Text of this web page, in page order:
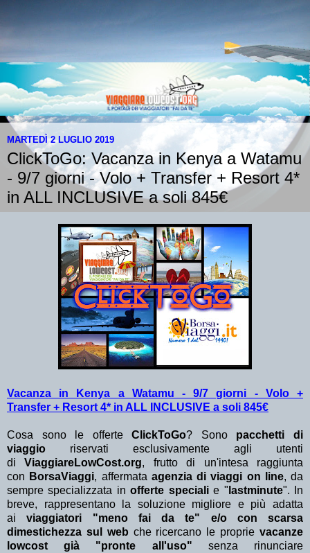
MARTEDÌ 2 LUGLIO 2019
ClickToGo: Vacanza in Kenya a Watamu
- 9/7 giorni - Volo + Transfer + Resort 4*
in ALL INCLUSIVE a soli 845€
Vacanza in Kenya a Watamu - 9/7 giorni - Volo +
Transfer + Resort 4* in ALL INCLUSIVE a soli 845€
Cosa sono le offerteClickToGo? Sono pacchetti di
viaggio riservati esclusivamente agli utenti
diViaggiareLowCost.org, frutto di un'intesa raggiunta
con BorsaViaggi, affermata agenzia di viaggi on line, da
sempre specializzata in offerte specialie " lastminute". In
breve, rappresentano la soluzione migliore e più adatta
aiviaggiatori "meno fai da te" e/o con scarsa
dimestichezza sul web che ricercano le proprievacanze
lowcost già "pronte all'uso" senza rinunciare